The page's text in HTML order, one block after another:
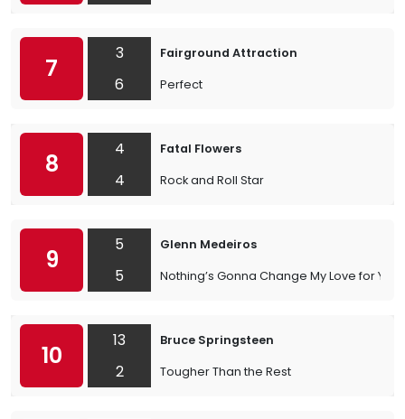
7
3
6
Fairground Attraction
Perfect
8
4
4
Fatal Flowers
Rock and Roll Star
9
5
5
Glenn Medeiros
Nothing’s Gonna Change My Love for You
10
13
2
Bruce Springsteen
Tougher Than the Rest